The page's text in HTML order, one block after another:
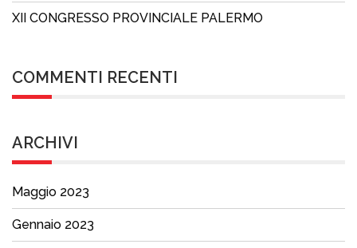
XII CONGRESSO PROVINCIALE PALERMO
COMMENTI RECENTI
ARCHIVI
Maggio 2023
Gennaio 2023